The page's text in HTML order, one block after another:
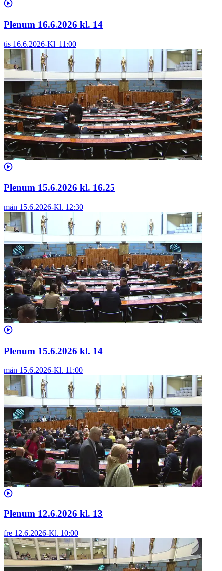
Plenum 16.6.2026 kl. 14
tis 16.6.2026-Kl. 11:00
Plenum 15.6.2026 kl. 16.25
mån 15.6.2026-Kl. 12:30
Plenum 15.6.2026 kl. 14
mån 15.6.2026-Kl. 11:00
Plenum 12.6.2026 kl. 13
fre 12.6.2026-Kl. 10:00